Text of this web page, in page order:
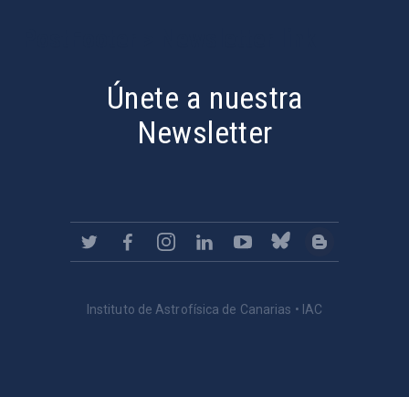
Únete a nuestra
Newsletter
Instituto de Astrofísica de Canarias • IAC